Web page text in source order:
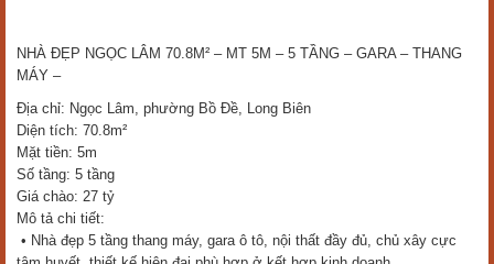
NHÀ ĐẸP NGỌC LÂM 70.8M² – MT 5M – 5 TẦNG – GARA – THANG
MÁY –
Địa chỉ: Ngọc Lâm, phường Bồ Đề, Long Biên
Diện tích: 70.8m²
Mặt tiền: 5m
Số tầng: 5 tầng
Giá chào: 27 tỷ
Mô tả chi tiết:
• Nhà đẹp 5 tầng thang máy, gara ô tô, nội thất đầy đủ, chủ xây cực